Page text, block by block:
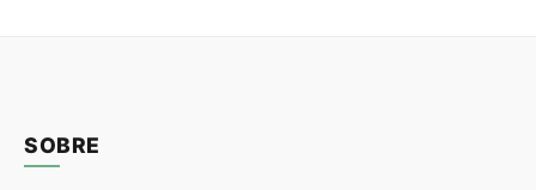
SOBRE